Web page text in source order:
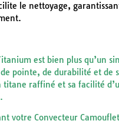
le nettoyage,
est bien plus qu’un
pointe, de durabilité et de
titane raffiné et sa facilité
votre Convecteur